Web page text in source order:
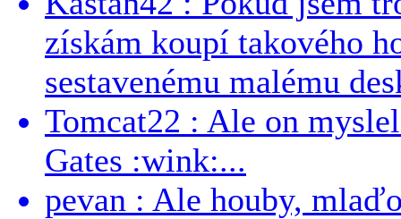
získám koupí takového
sestavenému malému
Tomcat22 : Ale on
Gates :wink:...
pevan : Ale houby,